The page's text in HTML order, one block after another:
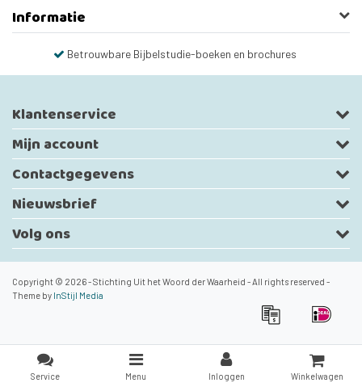
Informatie
Betrouwbare Bijbelstudie-boeken en brochures
Klantenservice
Mijn account
Contactgegevens
Nieuwsbrief
Volg ons
Copyright © 2026 - Stichting Uit het Woord der Waarheid - All rights reserved -
Theme by InStijl Media
Service Menu Inloggen Winkelwagen